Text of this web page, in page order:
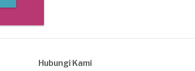
Hubungi Kami